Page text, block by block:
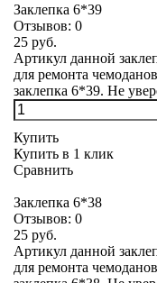
Заклепка 6*39
Отзывов: 0
25 руб.
Артикул данной
для ремонта
заклепка 6*39. Не
Купить
Купить в 1 клик
Сравнить
Заклепка 6*38
Отзывов: 0
25 руб.
Артикул данной
для ремонта